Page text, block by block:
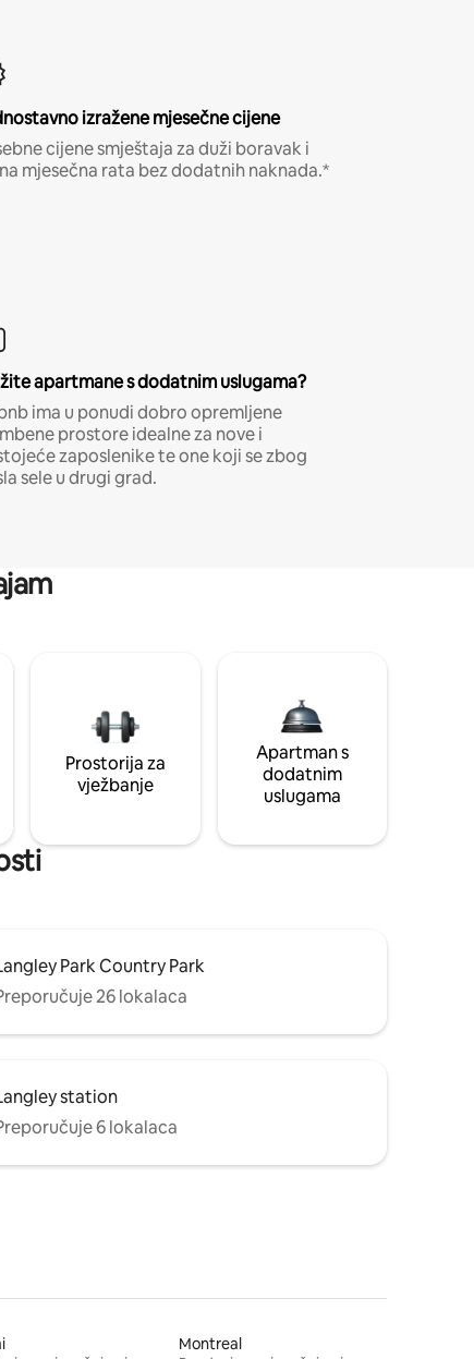
izražene mjesečne cijene
cijene smještaja za duži boravak i
mjesečna rata bez dodatnih naknada.*
apartmane s dodatnim uslugama?
ima u ponudi dobro opremljene
prostore idealne za nove i
zaposlenike te one koji se zbog
sele u drugi grad.
Prostorija za
vježbanje
Apartman s
dodatnim
uslugama
Park Country Park
26 lokalaca
station
6 lokalaca
Montreal